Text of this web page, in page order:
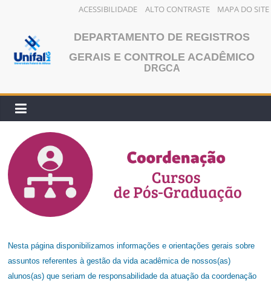
ACESSIBILIDADE ALTO CONTRASTE MAPA DO SITE
DEPARTAMENTO DE REGISTROS
GERAIS E CONTROLE ACADÊMICO
DRGCA
Nesta página disponibilizamos informações e orientações gerais sobre
assuntos referentes à gestão da vida acadêmica de nossos(as)
alunos(as) que seriam de responsabilidade da atuação da coordenação